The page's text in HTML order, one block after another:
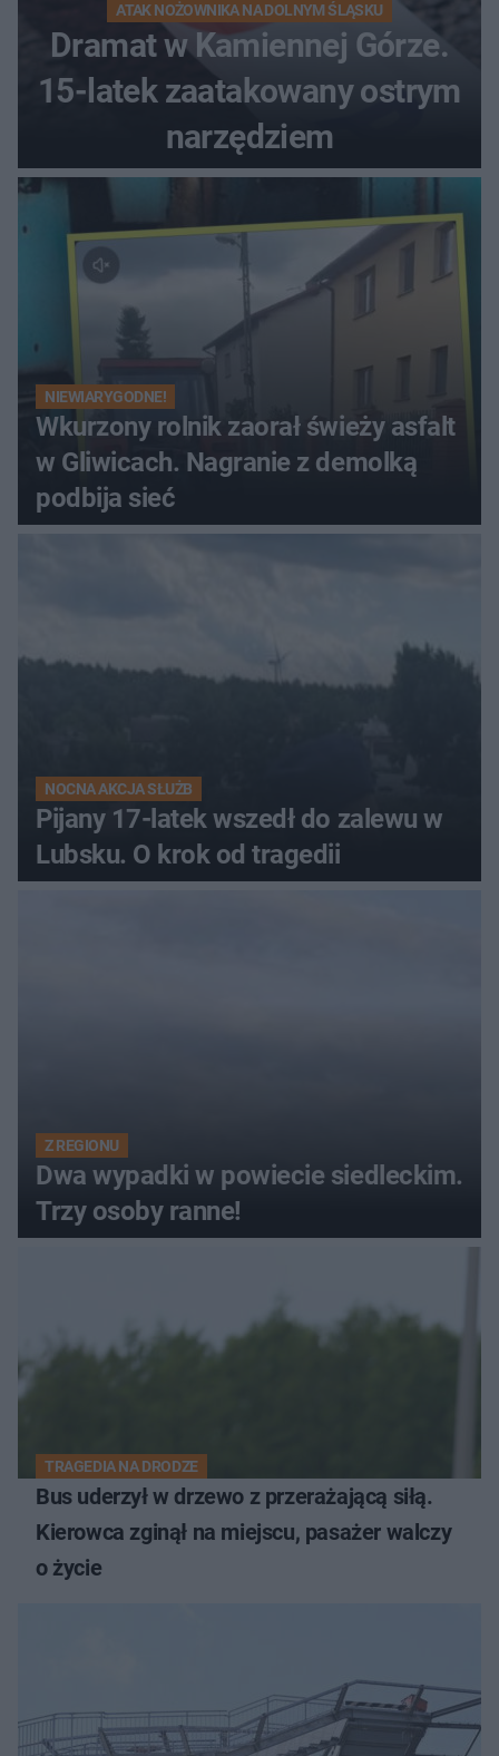
ATAK NOŻOWNIKA NA DOLNYM ŚLĄSKU
Dramat w Kamiennej Górze.
15-latek zaatakowany ostrym
narzędziem
NIEWIARYGODNE!
Wkurzony rolnik zaorał świeży asfalt
w Gliwicach. Nagranie z demolką
podbija sieć
NOCNA AKCJA SŁUŻB
Pijany 17-latek wszedł do zalewu w
Lubsku. O krok od tragedii
Z REGIONU
Dwa wypadki w powiecie siedleckim.
Trzy osoby ranne!
TRAGEDIA NA DRODZE
Bus uderzył w drzewo z przerażającą siłą.
Kierowca zginął na miejscu, pasażer walczy
o życie